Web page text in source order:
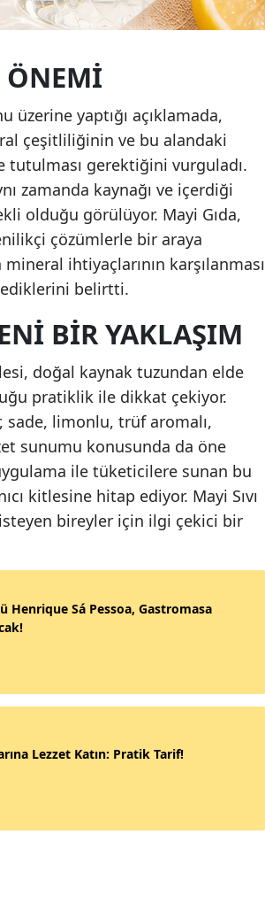
ÖNEMI
üzerine yaptığı açıklamada,
çeşitliliğinin ve bu alandaki
gerektiğini vurguladı.
zamanda kaynağı ve içerdiği
olduğu görülüyor. Mayi Gıda,
çözümlerle bir araya
ihtiyaçlarının karşılanması
belirtti.
BIR YAKLAŞIM
doğal kaynak tuzundan elde
pratiklik ile dikkat çekiyor.
sade, limonlu, trüf aromalı,
sunumu konusunda da öne
ile tüketicilere sunan bu
kitlesine hitap ediyor. Mayi Sıvı
bireyler için ilgi çekici bir
Henrique Sá Pessoa, Gastromasa
Lezzet Katın: Pratik Tarif!